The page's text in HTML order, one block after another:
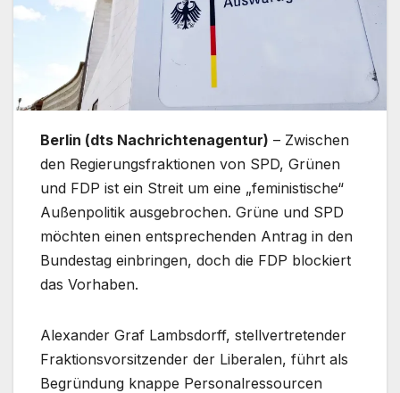
Berlin (dts Nachrichtenagentur) – Zwischen
den Regierungsfraktionen von SPD, Grünen
und FDP ist ein Streit um eine „feministische“
Außenpolitik ausgebrochen. Grüne und SPD
möchten einen entsprechenden Antrag in den
Bundestag einbringen, doch die FDP blockiert
das Vorhaben.
Alexander Graf Lambsdorff, stellvertretender
Fraktionsvorsitzender der Liberalen, führt als
Begründung knappe Personalressourcen